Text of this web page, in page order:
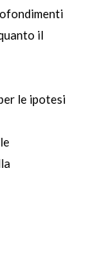
il
le ipotesi